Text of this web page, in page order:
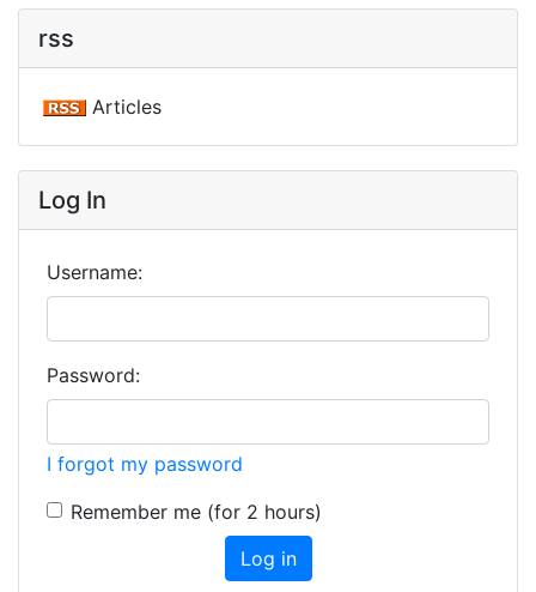
rss
Articles
Log In
Username:
Password:
I forgot my password
Remember me (for 2 hours)
Log in